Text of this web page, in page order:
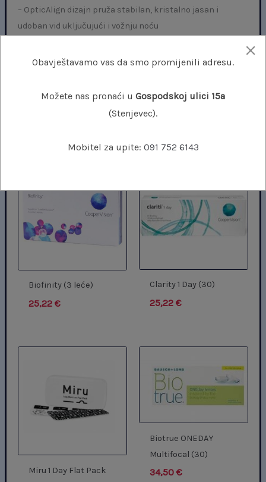
– OpticAlign dizajn pruža stabilan, kristalno jasan i
udoban vid uključujući i vožnju noću
Povezani proizvodi
Biofinity (3 leće)
25,22 €
Clarity 1 Day (30)
25,22 €
Miru 1 Day Flat Pack
Biotrue ONEDAY
Multifocal (30)
34,50 €
Obavještavamo vas da smo promijenili adresu.
Možete nas pronaći u Gospodskoj ulici 15a
(Stenjevec).
Mobitel za upite: 091 752 6143